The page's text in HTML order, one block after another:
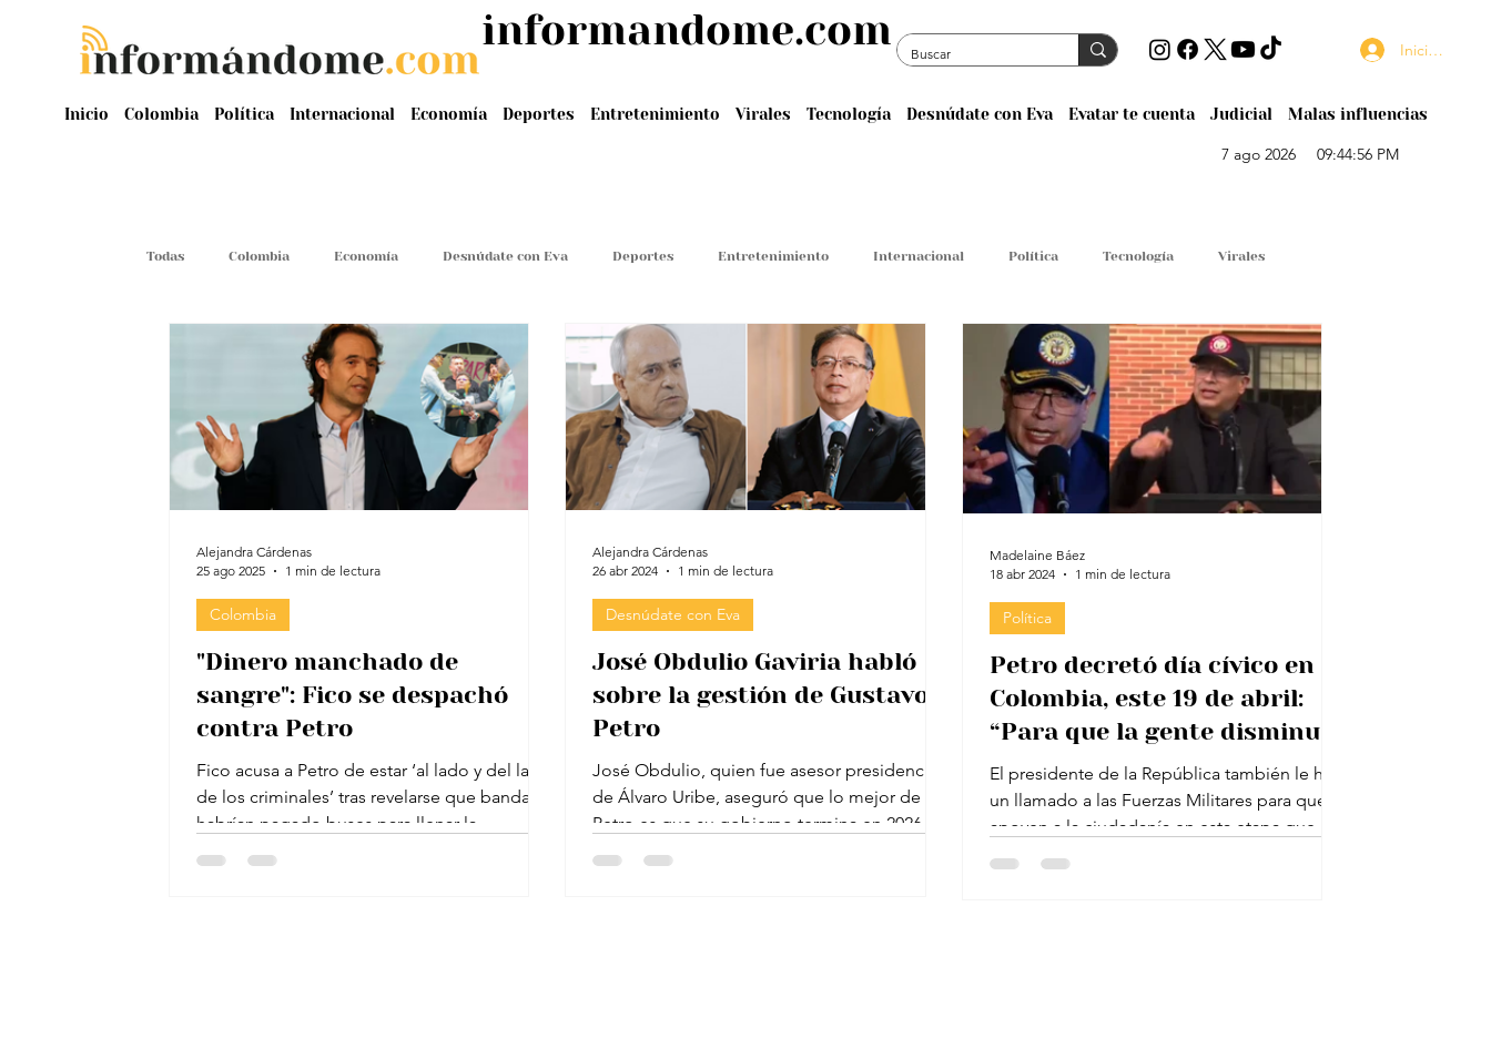
Inicio Colombia Política Internacional Economía Deportes Entretenimiento Virales Tecnología Desnúdate con Eva Evatar te cuenta Judicial Malas influencias
Iniciar sesión
7 ago 2026 09:44:56 PM
informandome.com
Todas Colombia Economía Desnúdate con Eva Deportes Entretenimiento Internacional Política Tecnología Virales
Malas Influencias
"Dinero manchado de
sangre": Fico se despachó
contra Petro
Fico acusa a Petro de estar ‘al lado y del lado
de los criminales’ tras revelarse que bandas
habrían pagado buses para llenar la...
Colombia
Alejandra Cárdenas
25 ago 2025
1 min de lectura
José Obdulio Gaviria habló
sobre la gestión de Gustavo
Petro
José Obdulio, quien fue asesor presidencial
de Álvaro Uribe, aseguró que lo mejor de
Petro es que su gobierno termina en 2026.
Eva Rey...
Desnúdate con Eva
Alejandra Cárdenas
26 abr 2024
1 min de lectura
Petro decretó día cívico en
Colombia, este 19 de abril:
“Para que la gente disminuya
el consumo de agua potable”
El presidente de la República también le hizo
un llamado a las Fuerzas Militares para que
apoyen a la ciudadanía en esta etapa que...
Política
Madelaine Báez
18 abr 2024
1 min de lectura